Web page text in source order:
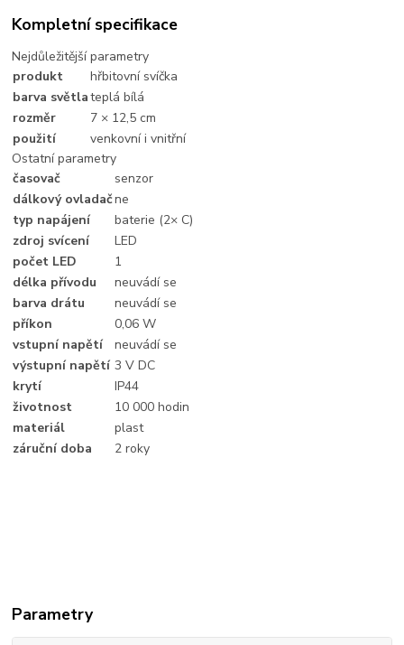
Kompletní specifikace
Nejdůležitější parametry
produkt
hřbitovní svíčka
barva světlateplá bílá
rozměr
7 × 12,5 cm
použití
venkovní i vnitřní
Ostatní parametry
časovač
senzor
dálkový ovladačne
typ napájení
baterie (2× C)
zdroj svícení
LED
počet LED
1
délka přívodu
neuvádí se
barva drátu
neuvádí se
příkon
0,06 W
vstupní napětí
neuvádí se
výstupní napětí 3 V DC
krytí
IP44
životnost
10 000 hodin
materiál
plast
záruční doba
2 roky
Parametry